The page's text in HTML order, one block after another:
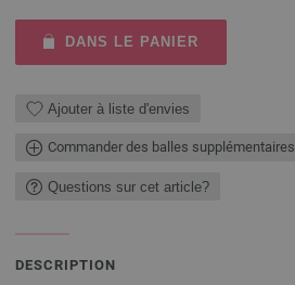
DANS LE PANIER
Ajouter à liste d'envies
Commander des balles supplémentaires
Questions sur cet article?
DESCRIPTION